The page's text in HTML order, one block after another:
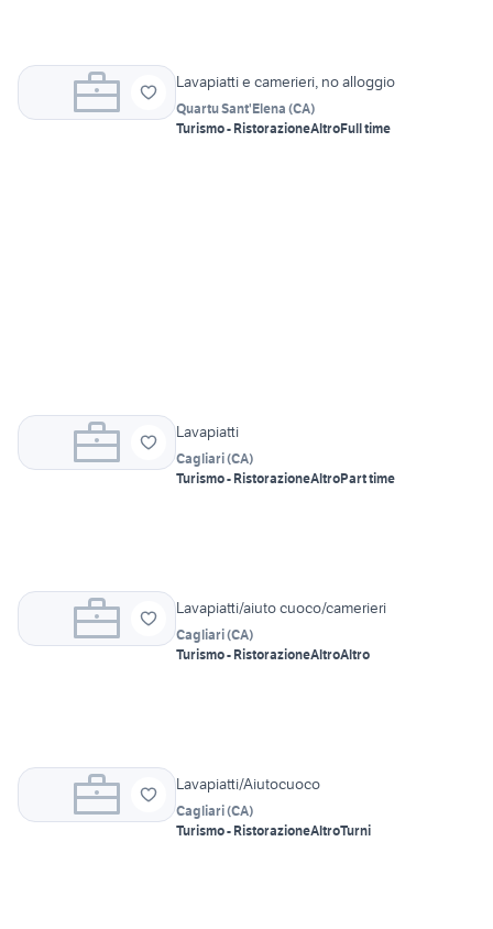
Lavapiatti e camerieri, no alloggio
Quartu Sant'Elena (CA)
Turismo - RistorazioneAltroFull time
Lavapiatti
Cagliari(CA)
Turismo - RistorazioneAltroPart time
Lavapiatti/aiuto cuoco/camerieri
Cagliari(CA)
Turismo - RistorazioneAltroAltro
Lavapiatti/Aiutocuoco
Cagliari(CA)
Turismo - RistorazioneAltroTurni